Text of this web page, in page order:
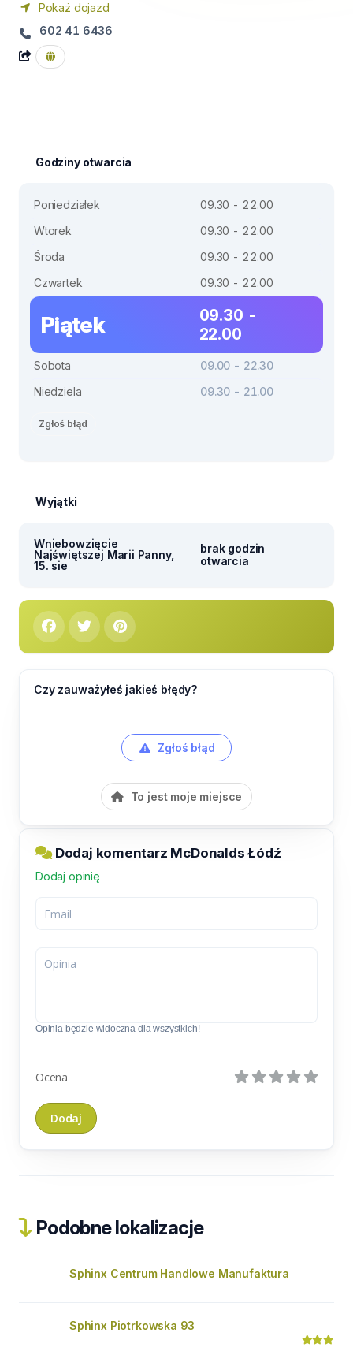
Pokaż dojazd
602 41 6436
Godziny otwarcia
Poniedziałek
09.30 - 22.00
Wtorek
09.30 - 22.00
Środa
09.30 - 22.00
Czwartek
09.30 - 22.00
Piątek
09.30 -
22.00
Sobota
09.00 - 22.30
Niedziela
09.30 - 21.00
Zgłoś błąd
Wyjątki
Wniebowzięcie
Najświętszej Marii Panny,
15. sie
brak godzin
otwarcia
Czy zauważyłeś jakieś błędy?
Zgłoś błąd
To jest moje miejsce
Dodaj komentarz McDonalds Łódź
Dodaj opinię
Opinia będzie widoczna dla wszystkich!
Ocena
Podobne lokalizacje
Sphinx Centrum Handlowe Manufaktura
Sphinx Piotrkowska 93